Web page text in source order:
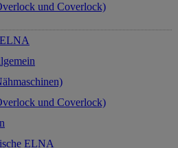
und Coverlock)
und Coverlock)
ELNA